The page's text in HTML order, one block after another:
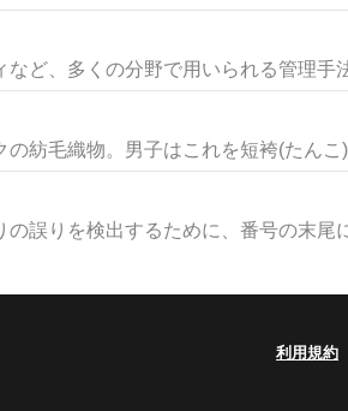
ど、多くの分野で用いられる管理手
紡毛織物。男子はこれを短袴(たんこ
誤りを検出するために、番号の末尾
利用規約